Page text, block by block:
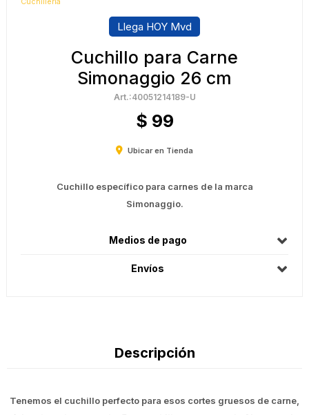
Cuchillería
Llega HOY Mvd
Cuchillo para Carne
Simonaggio 26 cm
40051214189-U
$ 99
Ubicar en Tienda
Cuchillo específico para carnes de la marca
Simonaggio.
Medios de pago
Envíos
Descripción
Tenemos el cuchillo perfecto para esos cortes gruesos de carne,